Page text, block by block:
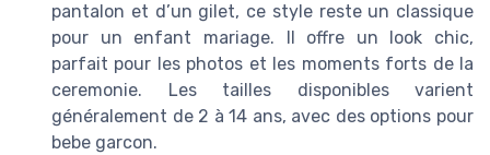
pantalon et d’un gilet, ce style reste un classique
pour un enfant mariage. Il offre un look chic,
parfait pour les photos et les moments forts de la
ceremonie. Les tailles disponibles varient
généralement de 2 à 14 ans, avec des options pour
bebe garcon.